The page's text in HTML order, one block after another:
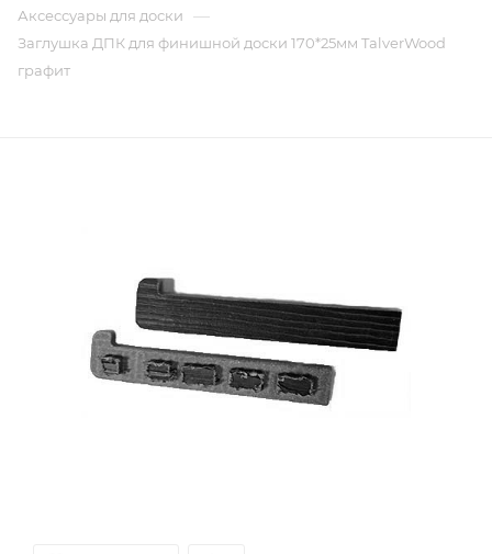
Аксессуары для доски —
Заглушка ДПК для финишной доски 170*25мм TalverWood
графит